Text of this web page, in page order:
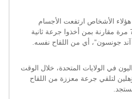
هؤلاء الأشخاص ارتفعت الأجسام
المضادة في أجسامهم بـ76 مرة مقارنة بمن أخذوا جرعة ثانية
جونسون”، أي من اللقاح نفسه.
في الولايات المتحدة، خلال الوقت
لتلقي جرعة معززة من اللقاح